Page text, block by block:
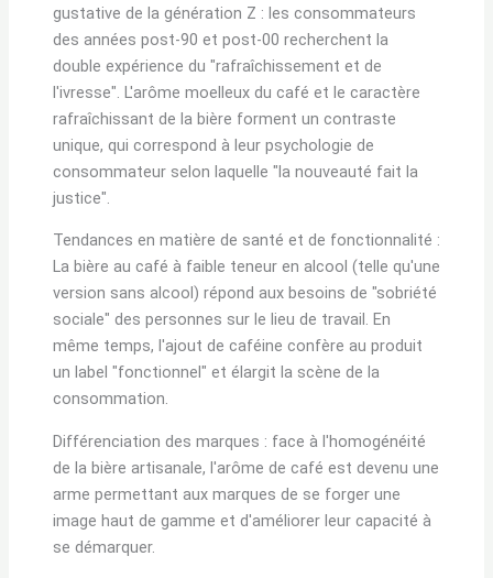
gustative de la génération Z : les consommateurs
des années post-90 et post-00 recherchent la
double expérience du "rafraîchissement et de
l'ivresse". L'arôme moelleux du café et le caractère
rafraîchissant de la bière forment un contraste
unique, qui correspond à leur psychologie de
consommateur selon laquelle "la nouveauté fait la
justice".
Tendances en matière de santé et de fonctionnalité :
La bière au café à faible teneur en alcool (telle qu'une
version sans alcool) répond aux besoins de "sobriété
sociale" des personnes sur le lieu de travail. En
même temps, l'ajout de caféine confère au produit
un label "fonctionnel" et élargit la scène de la
consommation.
Différenciation des marques : face à l'homogénéité
de la bière artisanale, l'arôme de café est devenu une
arme permettant aux marques de se forger une
image haut de gamme et d'améliorer leur capacité à
se démarquer.